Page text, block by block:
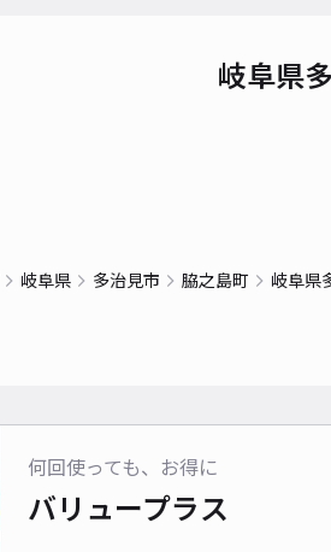
岐阜県
岐阜県 多治見市 脇之島町 岐阜県
何回使っても、お得に
バリュープラス